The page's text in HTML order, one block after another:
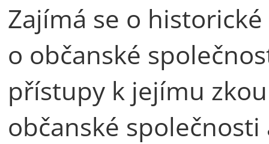
Zajímá se o
o občanské
přístupy k jejímu
občanské